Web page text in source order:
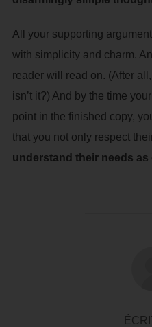
All your supporting
with simplicity and charm.
reader will read on. (After
isn’t it?) And by the time
point in the finished copy,
that you not only respect
understand their needs as